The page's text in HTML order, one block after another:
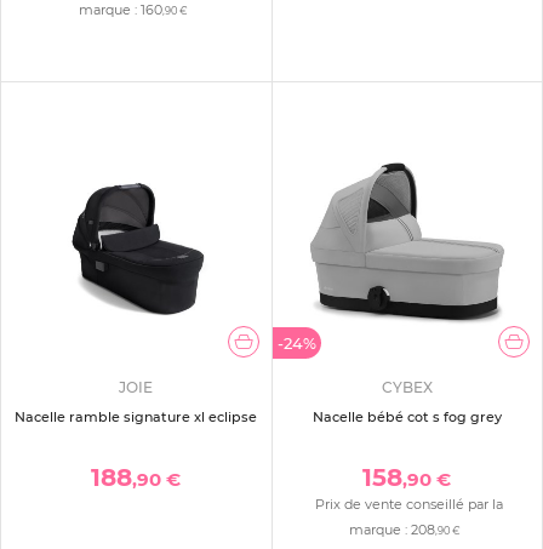
marque :160,90 €
JOIE
Nacelle ramble signature xl eclipse
188,90 €
-24%
CYBEX
Nacelle bébé cot s fog grey
158,90 €
Prix de vente conseillé par la
marque : 208,90 €